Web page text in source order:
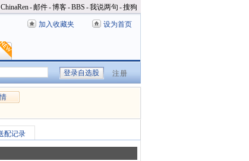
ChinaRen-邮件-博客-BBS -我说两句 -搜狗
加入收藏夹 设为首页
注册
配记录